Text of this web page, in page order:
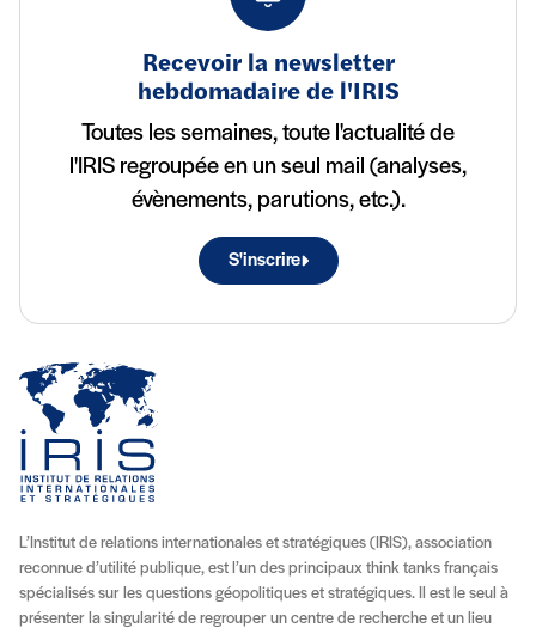
Recevoir la newsletter
hebdomadaire de l'IRIS
Toutes les semaines, toute l'actualité de
l'IRIS regroupée en un seul mail (analyses,
évènements, parutions, etc.).
S'inscrire
L’Institut de relations internationales et stratégiques (IRIS), association
reconnue d’utilité publique, est l’un des principaux think tanks français
spécialisés sur les questions géopolitiques et stratégiques. Il est le seul à
présenter la singularité de regrouper un centre de recherche et un lieu